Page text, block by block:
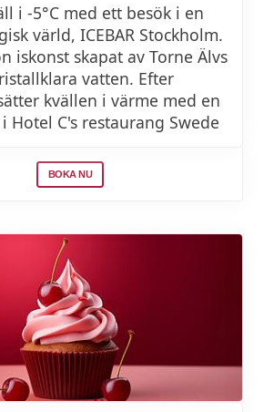
lättvispad grädde,
kyckling
i -5°C med ett besök i en
värld, ICEBAR Stockholm.
iskonst skapat av Torne Älvs
vatten. Efter
kvällen i värme med en
Hotel C's restaurang Swede
BOKA NU